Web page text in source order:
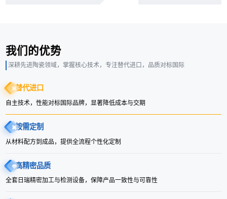
我们的优势
深耕先进陶瓷领域，掌握核心技术，专注替代进口，品质对标国际
替代进口
自主技术，性能对标国际品牌，显著降低成本与交期
按需定制
从材料配方到成品，提供全流程个性化定制
高精密品质
全套日瑞精密加工与检测设备，保障产品一致性与可靠性